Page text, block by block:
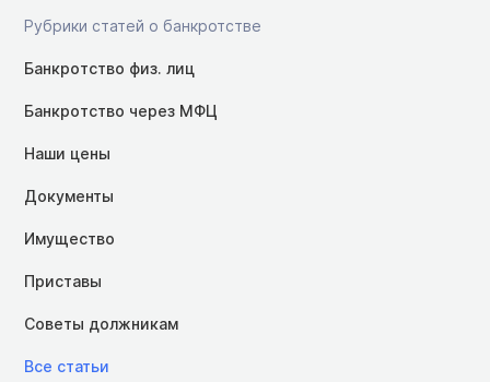
Рубрики статей о банкротстве
Банкротство физ. лиц
Банкротство через МФЦ
Наши цены
Документы
Имущество
Приставы
Советы должникам
Все статьи